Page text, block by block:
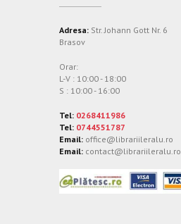
Adresa: Str. Johann Gott Nr. 6
Brasov
Orar:
L-V : 10:00 - 18:00
S : 10:00 - 16:00
Tel: 0268411986
Tel: 0744551787
Email: office@librariileralu.ro
Email: contact@librariileralu.ro